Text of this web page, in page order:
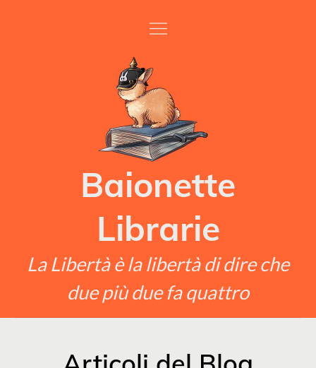
Baionette
Librarie
La Libertà è la libertà di dire che
due più due fa quattro